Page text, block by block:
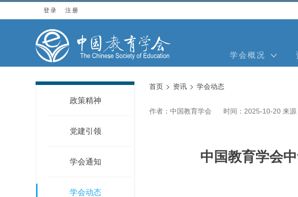
登录 注册
学会概况
政策精神
党建引领
学会通知
学会动态
首页 资讯 学会动态
作者：中国教育学会 时间：2025-10-20 来源
中国教育学会